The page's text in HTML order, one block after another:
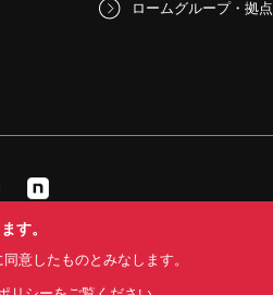
ロームグループ・拠点
ーム製品の販売に関する標準契約条件書(PDF)
す。
意したものとみなします。